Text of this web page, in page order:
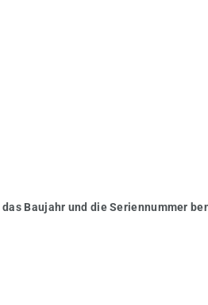
Baujahr und die Seriennummer